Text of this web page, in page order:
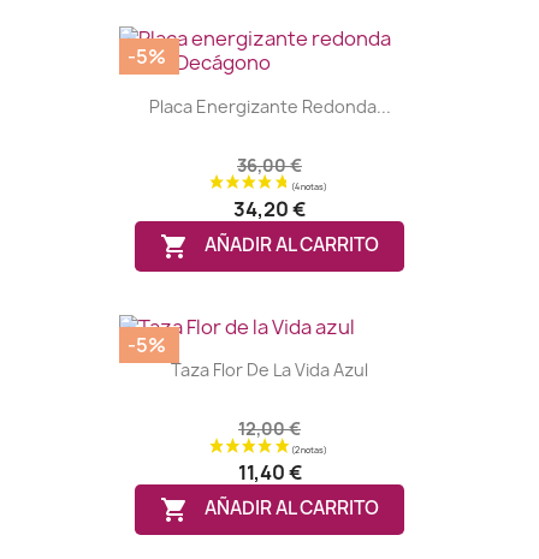
Placa Energizante Redonda...
36,00 €
34,20 €
 AÑADIR AL CARRITO
-5%
Taza Flor De La Vida Azul
12,00 €
11,40 €
 AÑADIR AL CARRITO
-5%